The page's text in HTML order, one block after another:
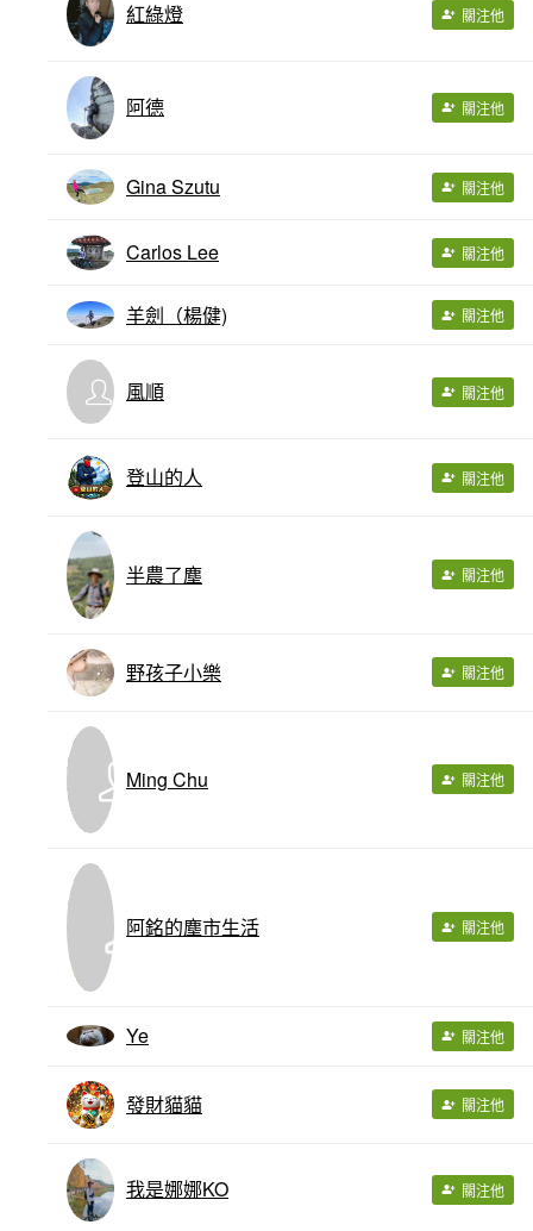
紅綠燈 關注他
阿德 關注他
Gina Szutu 關注他
Carlos Lee 關注他
羊劍（楊健) 關注他
風順 關注他
登山的人 關注他
半農了塵 關注他
野孩子小樂 關注他
Ming Chu 關注他
阿銘的塵市生活 關注他
Ye 關注他
發財貓貓 關注他
我是娜娜KO 關注他